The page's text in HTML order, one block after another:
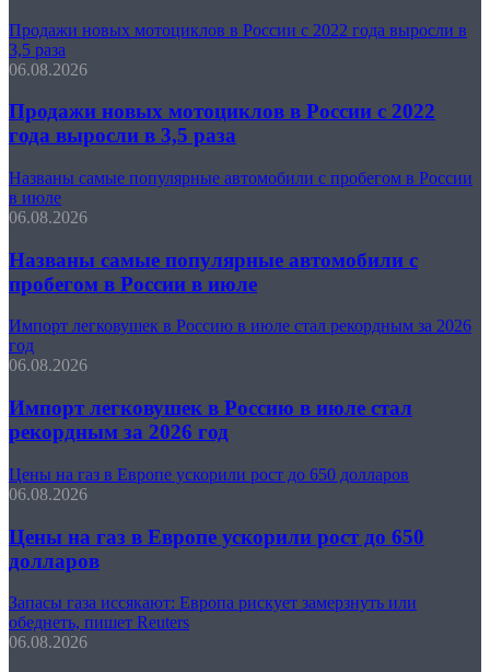
Продажи новых мотоциклов в России с 2022 года выросли в
3,5 раза
06.08.2026
Продажи новых мотоциклов в России с 2022
года выросли в 3,5 раза
Названы самые популярные автомобили с пробегом в России
в июле
06.08.2026
Названы самые популярные автомобили с
пробегом в России в июле
Импорт легковушек в Россию в июле стал рекордным за 2026
год
06.08.2026
Импорт легковушек в Россию в июле стал
рекордным за 2026 год
Цены на газ в Европе ускорили рост до 650 долларов
06.08.2026
Цены на газ в Европе ускорили рост до 650
долларов
Запасы газа иссякают: Европа рискует замерзнуть или
обеднеть, пишет Reuters
06.08.2026